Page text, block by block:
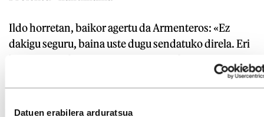
Datuen erabilera arduratsua
Ildo horretan, baikor agertu da Armenteros: «Ez
dakigu seguru, baina uste dugu sendatuko direla. Eri
intentsitatea jaisten ari dela». Halere, osagileak
aitortu du pazienteak «umezurtz» egon direla sarri,
«mediku batetik bestera saltoka». Hori errotik